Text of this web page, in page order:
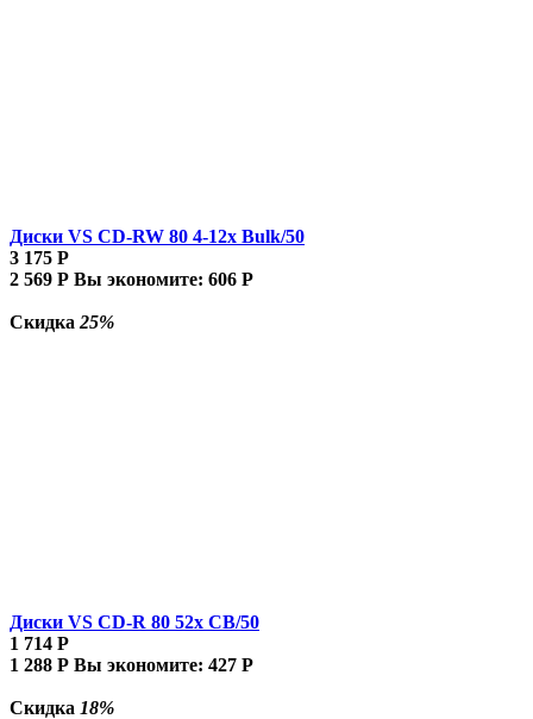
Диски VS CD-RW 80 4-12x Bulk/50
3 175 Р
2 569 Р Вы экономите: 606 Р
Скидка 25%
Диски VS CD-R 80 52x CB/50
1 714 Р
1 288 Р Вы экономите: 427 Р
Скидка 18%